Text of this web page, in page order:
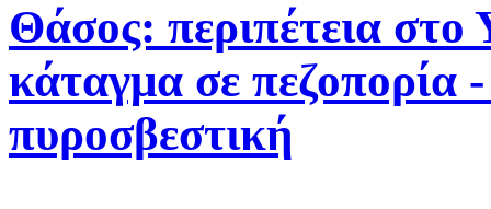
Θάσος: περιπέτεια στο
κάταγμα σε πεζοπορία
πυροσβεστική